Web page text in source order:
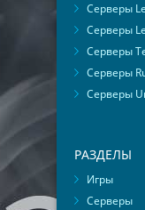
Серверы
Серверы
Серверы
Серверы
Серверы
РАЗДЕЛЫ
Игры
Серверы